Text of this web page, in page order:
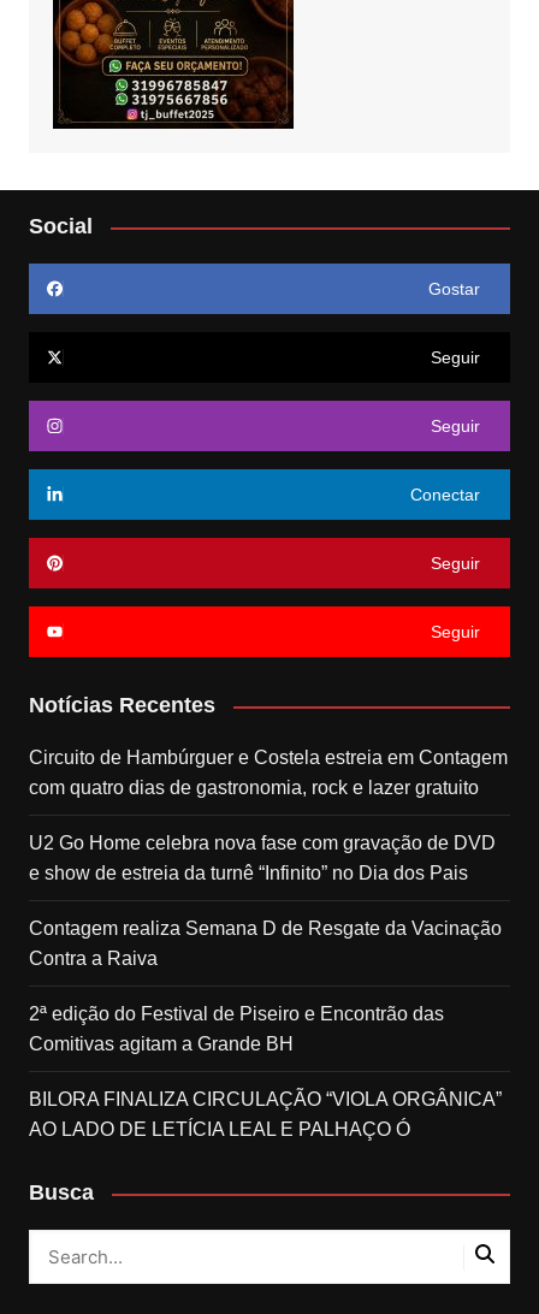
Social
Gostar
Seguir
Seguir
Conectar
Seguir
Seguir
Notícias Recentes
Circuito de Hambúrguer e Costela estreia em Contagem
com quatro dias de gastronomia, rock e lazer gratuito
U2 Go Home celebra nova fase com gravação de DVD
e show de estreia da turnê “Infinito” no Dia dos Pais
Contagem realiza Semana D de Resgate da Vacinação
Contra a Raiva
2ª edição do Festival de Piseiro e Encontrão das
Comitivas agitam a Grande BH
BILORA FINALIZA CIRCULAÇÃO “VIOLA ORGÂNICA”
AO LADO DE LETÍCIA LEAL E PALHAÇO Ó
Busca